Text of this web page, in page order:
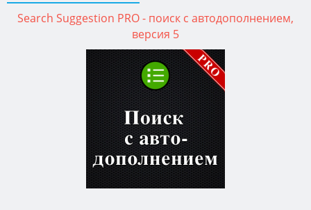
Search Suggestion PRO - поиск с автодополнением,
версия 5